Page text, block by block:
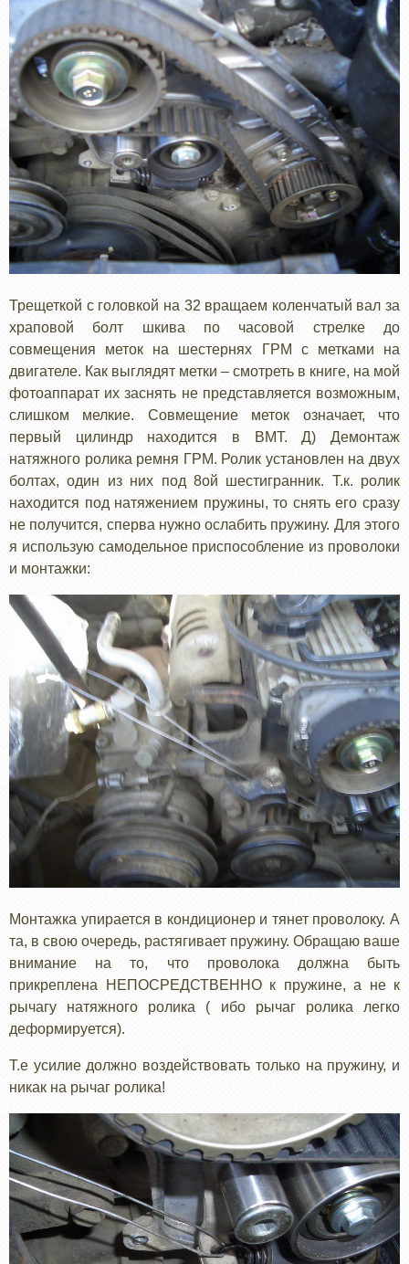
Трещеткой с головкой на 32 вращаем коленчатый вал за
храповой болт шкива по часовой стрелке до
совмещения меток на шестернях ГРМ с метками на
двигателе. Как выглядят метки – смотреть в книге, на мой
фотоаппарат их заснять не представляется возможным,
слишком мелкие. Совмещение меток означает, что
первый цилиндр находится в ВМТ. Д) Демонтаж
натяжного ролика ремня ГРМ. Ролик установлен на двух
болтах, один из них под 8ой шестигранник. Т.к. ролик
находится под натяжением пружины, то снять его сразу
не получится, сперва нужно ослабить пружину. Для этого
я использую самодельное приспособление из проволоки
и монтажки:
Монтажка упирается в кондиционер и тянет проволоку. А
та, в свою очередь, растягивает пружину. Обращаю ваше
внимание на то, что проволока должна быть
прикреплена НЕПОСРЕДСТВЕННО к пружине, а не к
рычагу натяжного ролика ( ибо рычаг ролика легко
деформируется).
Т.е усилие должно воздействовать только на пружину, и
никак на рычаг ролика!